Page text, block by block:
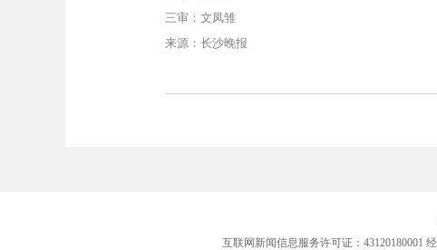
三审：文凤雏
来源：长沙晚报
互联网新闻信息服务许可证：43120180001